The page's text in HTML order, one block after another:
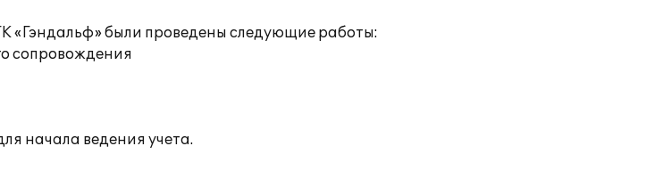
«Гэндальф» были проведены следующие работы:
сопровождения
начала ведения учета.